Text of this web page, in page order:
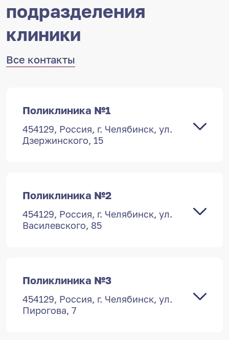
подразделения
клиники
Все контакты
Поликлиника №1
454129, Россия, г. Челябинск, ул.
Дзержинского, 15
Поликлиника №2
454129, Россия, г. Челябинск, ул.
Василевского, 85
Поликлиника №3
454129, Россия, г. Челябинск, ул.
Пирогова, 7